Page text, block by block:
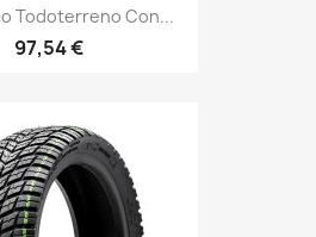
Todoterreno Con...
97,54 €